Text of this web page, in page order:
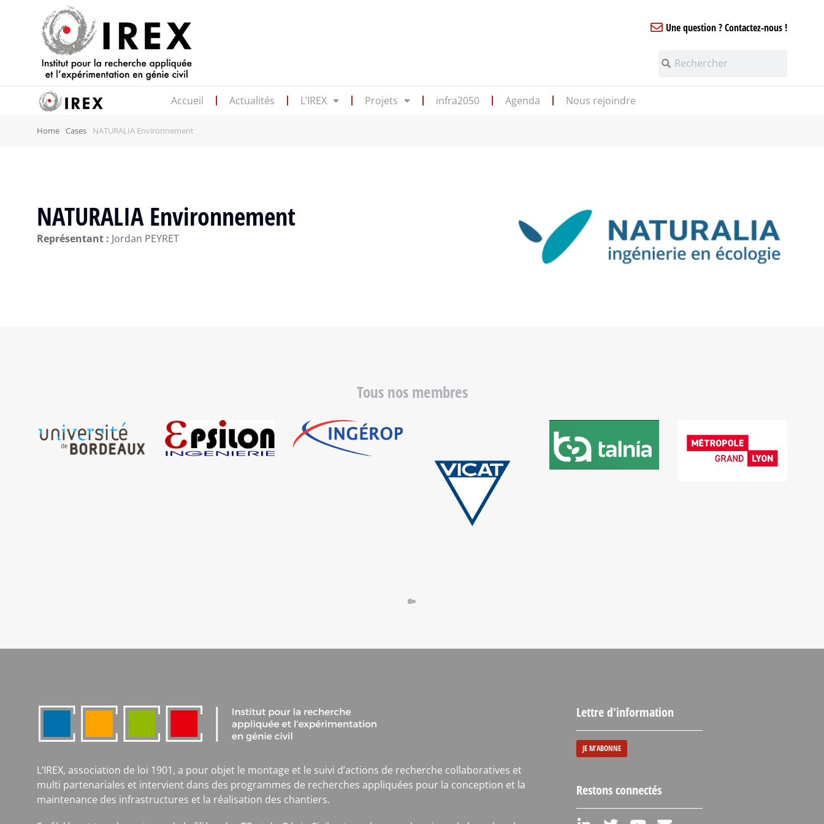
Une question ? Contactez-nous !
Accueil Actualités L’IREX Projets infra2050 Agenda Nous rejoindre
Home Cases NATURALIA Environnement
NATURALIA Environnement
Représentant : Jordan PEYRET
Tous nos membres
L’IREX, association de loi 1901, a pour objet le montage et le suivi d’actions de recherche collaboratives et
multi partenariales et intervient dans des programmes de recherches appliquées pour la conception et la
maintenance des infrastructures et la réalisation des chantiers.
Lettre d'information
JE M'ABONNE
Restons connectés